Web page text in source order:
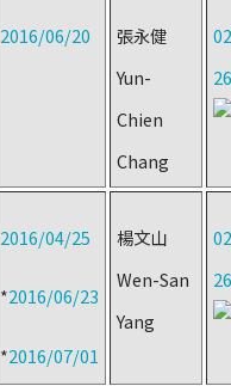
2016/06/20
張永健
Yun-
Chien
Chang
2016/04/25
*2016/06/23
*2016/07/01
楊文山
Wen-San
Yang